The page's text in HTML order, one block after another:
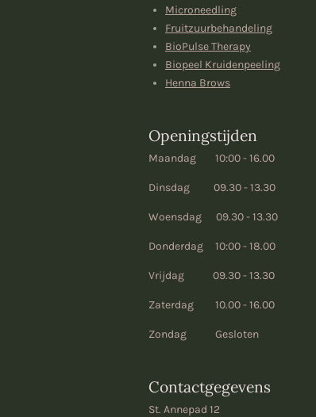
Microneedling
Fruitzuurbehandeling
BioPulse Therapy
Biopeel Kruidenpeeling
Henna Brows
Openingstijden
Maandag 10:00 - 16.00
Dinsdag 09.30 - 13.30
Woensdag 09.30 - 13.30
Donderdag 10:00 - 18.00
Vrijdag 09.30 - 13.30
Zaterdag 10.00 - 16.00
Zondag Gesloten
Contactgegevens
St. Annepad 12